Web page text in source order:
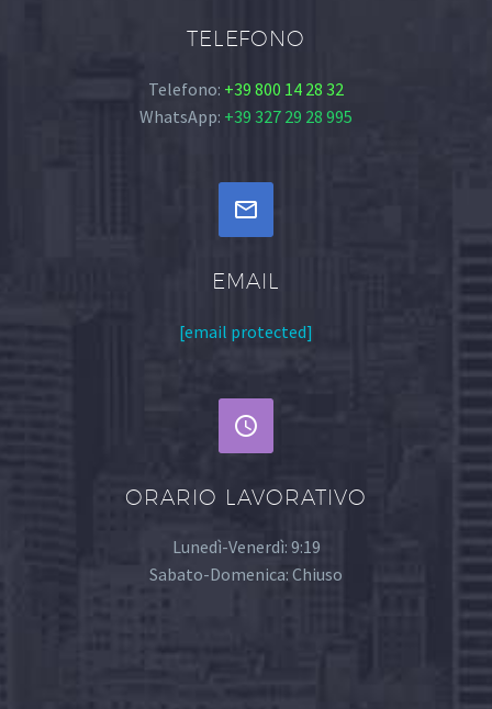
TELEFONO
Telefono: +39 800 14 28 32
WhatsApp: +39 327 29 28 995


EMAIL
[email protected]


ORARIO LAVORATIVO
Lunedì-Venerdì: 9:19
Sabato-Domenica: Chiuso